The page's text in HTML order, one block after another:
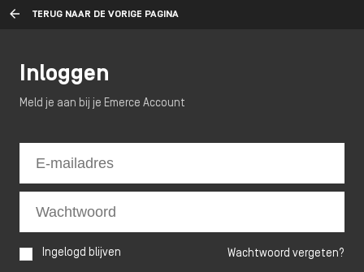
TERUG NAAR DE VORIGE PAGINA
Inloggen
Meld je aan bij je Emerce Account
Ingelogd blijven Wachtwoord vergeten?